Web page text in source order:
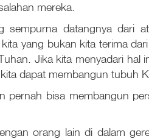
mereka.
sempurna datangnya dari
yang bukan kita terima
Jika kita menyadari
dapat membangun tubuh
pernah bisa membangun
orang lain di dalam